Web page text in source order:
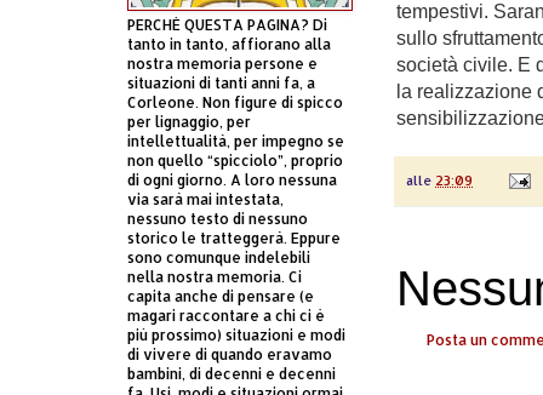
tempestivi.
sullo
società civile. E
la realizzazione
alle 23:09
Posta un
PERCHÈ QUESTA PAGINA? Di
tanto in tanto, affiorano alla
nostra memoria persone e
situazioni di tanti anni fa, a
Corleone. Non figure di spicco
per lignaggio, per
intellettualità, per impegno se
non quello “spicciolo”, proprio
di ogni giorno. A loro nessuna
via sarà mai intestata,
nessuno testo di nessuno
storico le tratteggerà. Eppure
sono comunque indelebili
nella nostra memoria. Ci
capita anche di pensare (e
magari raccontare a chi ci è
più prossimo) situazioni e modi
di vivere di quando eravamo
bambini, di decenni e decenni